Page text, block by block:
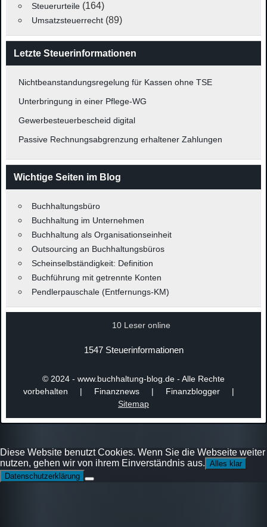
Steuerurteile(164)
Umsatzsteuerrecht(89)
Letzte Steuerinformationen
Nichtbeanstandungsregelung für Kassen ohne TSE
Unterbringung in einer Pflege-WG
Gewerbesteuerbescheid digital
Passive Rechnungsabgrenzung erhaltener Zahlungen
Wichtige Seiten im Blog
Buchhaltungsbüro
Buchhaltung im Unternehmen
Buchhaltung als Organisationseinheit
Outsourcing an Buchhaltungsbüros
Scheinselbständigkeit: Definition
Buchführung mit getrennte Konten
Pendlerpauschale (Entfernungs-KM)
10 Leser online
1547 Steuerinformationen
© 2024 - www.buchhaltung-blog.de - Alle Rechte
vorbehalten | Finanznews | Finanzblogger |
Sitemap
Diese Website benutzt Cookies. Wenn Sie die Webseite weiter
nutzen, gehen wir von ihrem Einverständnis aus. Alles klar
Datenschutzerklärung